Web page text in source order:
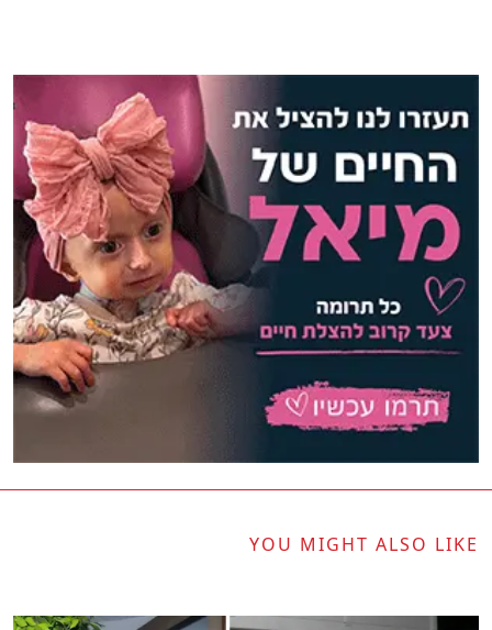
YOU MIGHT ALSO LIKE